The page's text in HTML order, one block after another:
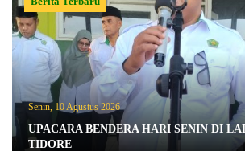
Senin, 10 Agustus 2026
UPACARA BENDERA HARI SENIN DI
TIDORE